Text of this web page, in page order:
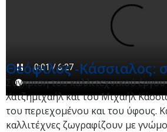
Θεόφιλος -Κάσσιαλος:
Σύγκριση του καλλιτεχνικού
Χατζημιχαήλ και του Μιχαήλ
του περιεχομένου και του ύφους.
καλλιτέχνες ζωγραφίζουν με